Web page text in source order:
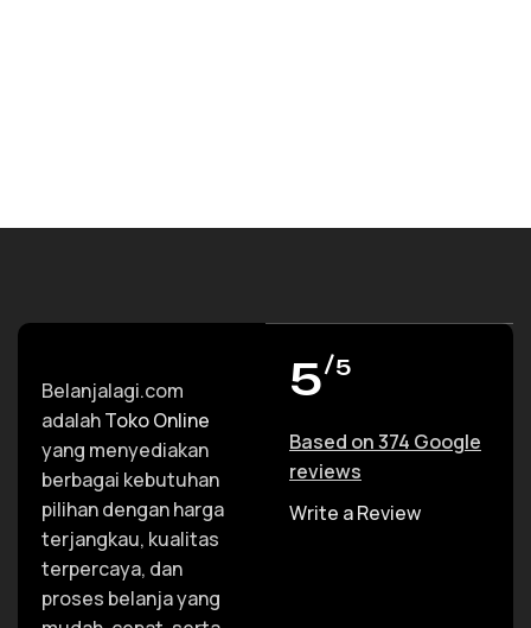
Belanjalagi.com
adalahToko Online
yang menyediakan
berbagai kebutuhan
pilihan dengan harga
terjangkau, kualitas
terpercaya, dan
proses belanja yang
5/5
Based on 374 Google
reviews
Write a Review